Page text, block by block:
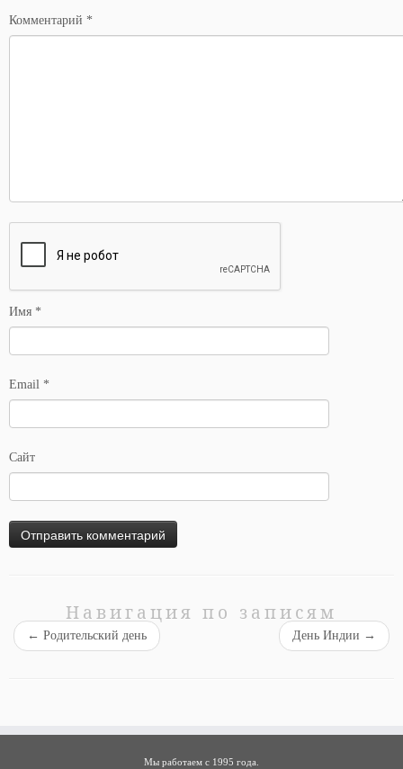
Комментарий *
Имя *
Email *
Сайт
Навигация по записям
← Родительский день День Индии →
Мы работаем с 1995 года.